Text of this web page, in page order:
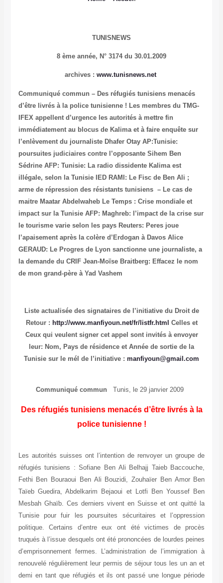
TUNISNEWS
8 ème année, N° 3174 du 30.01.2009
archives : www.tunisnews.net
Communiqué commun – Des réfugiés tunisiens menacés
d’être livrés à la police tunisienne ! Les membres du TMG-
IFEX appellent d’urgence les autorités à mettre fin
immédiatement au blocus de Kalima et à faire enquête sur
l’enlèvement du journaliste Dhafer OtayAP:Tunisie:
poursuites judiciaires contre l’opposante Sihem Ben
Sédrine AFP: Tunisie: La radio dissidente Kalima est
illégale, selon la TunisieIED RAMI: Le Fisc de Ben Ali ;
arme de répression des résistants tunisiens – Le cas de
maitre Maatar Abdelwaheb Le Temps : Crise mondiale et
impact sur la TunisieAFP: Maghreb: l’impact de la crise sur
le tourisme varie selon les pays Reuters: Peres joue
l’apaisement après la colère d’Erdogan à DavosAlice
GERAUD: Le Progres de Lyon sanctionne une journaliste, a
la demande du CRIF Jean-Moïse Braitberg: Effacez le nom
de mon grand-père à Yad Vashem
Liste actualisée des signataires de l’initiative du Droit de
Retour : http://www.manfiyoun.net/fr/listfr.html Celles et
Ceux qui veulent signer cet appel sont invités à envoyer
leur: Nom, Pays de résidence et Année de sortie de la
Tunisie sur le mél de l’initiative : manfiyoun@gmail.com
Communiqué commun Tunis, le 29 janvier 2009
Des réfugiés tunisiens menacés d’être livrés à la
police tunisienne !
Les autorités suisses ont l’intention de renvoyer un groupe de
réfugiés tunisiens : Sofiane Ben Ali Belhajj Taieb Baccouche,
Fethi Ben Bouraoui Ben Ali Bouzidi, Zouhaïer Ben Amor Ben
Taïeb Guedira, Abdelkarim Bejaoui et Lotfi Ben Youssef Ben
Mesbah Ghaïb. Ces derniers vivent en Suisse et ont quitté la
Tunisie pour fuir les poursuites sécuritaires et l’oppression
politique. Certains d’entre eux ont été victimes de procès
truqués à l’issue desquels ont été prononcées de lourdes peines
d’emprisonnement fermes. L’administration de l’immigration à
renouvelé régulièrement leur permis de séjour tous les un an et
demi en tant que réfugiés et ils ont passé une longue période